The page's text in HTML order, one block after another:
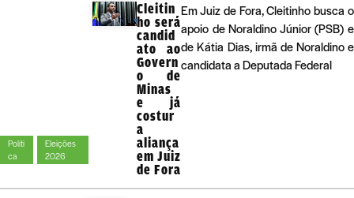
Políti
ca
Eleições
2026
Cleitin
ho será
candid
ato ao
Govern
o de
Minas
e já
costur
a
aliança
em Juiz
de Fora
Em Juiz de Fora, Cleitinho busca o
apoio de Noraldino Júnior (PSB) e
de Kátia Dias, irmã de Noraldino e
candidata a Deputada Federal